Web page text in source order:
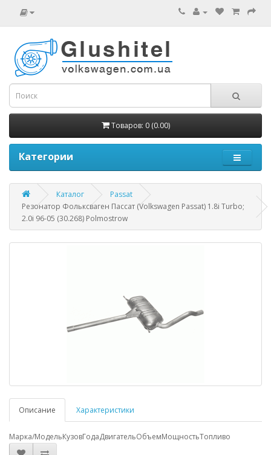
Товаров: 0 (0.00)
Категории
Каталог
Passat
Резонатор Фольксваген Пассат (Volkswagen Passat) 1.8i Turbo;
2.0i 96-05 (30.268) Polmostrow
Описание Характеристики
Марка/МодельКузовГодаДвигательОбъемМощностьТопливо